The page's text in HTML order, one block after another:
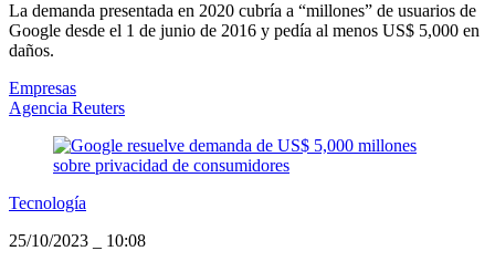
La demanda presentada en 2020 cubría a “millones” de usuarios de
Google desde el 1 de junio de 2016 y pedía al menos US$ 5,000 en
daños.
Empresas
Agencia Reuters
Tecnología
25/10/2023
10:08